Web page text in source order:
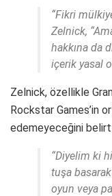
“Fikri
Zelnick,
hakkına da
içerik yasal
Zelnick, özellikle
Rockstar Games’in
edemeyeceğini
“Diyelim ki
tuşa
oyun veya